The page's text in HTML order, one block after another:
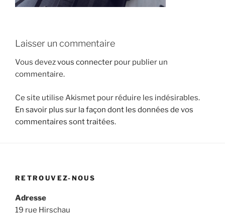
Laisser un commentaire
Vous devezvous connecter pour publier un
commentaire.
Ce site utilise Akismet pour réduire les indésirables.
En savoir plus sur la façon dont les données de vos
commentaires sont traitées.
RETROUVEZ-NOUS
Adresse
19 rue Hirschau